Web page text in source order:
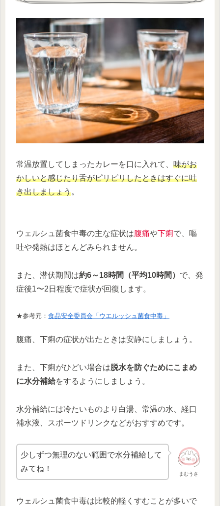
常温放置してしまったカレーを口に入れて、 味がお
かしいと感じたり舌がピリピリしたときはすぐに吐
き出しましょう。
ウェルシュ菌食中毒の主な症状は腹痛や下痢で、嘔
吐や発熱はほとんどみられません。
また、潜伏期間は約6～18時間（平均10時間） で、発
症後1〜2日程度で症状が回復します。
★参考元： 食品安全委員会「ウエルッシュ菌食中毒」
腹痛、下痢の症状が出たときは安静にしましょう。
また、下痢がひどい場合は脱水を防ぐためにこまめ
に水分補給をするようにしましょう。
水分補給には冷たいものより白湯、常温の水、経口
補水液、スポーツドリンクなどがおすすめです。
まむうさ
少しずつ無理のない範囲で水分補給して
みてね！
ウェルシュ菌食中毒は比較的軽くすむことが多いで